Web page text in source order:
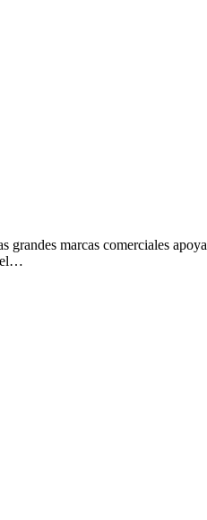
marcas comerciales
el…